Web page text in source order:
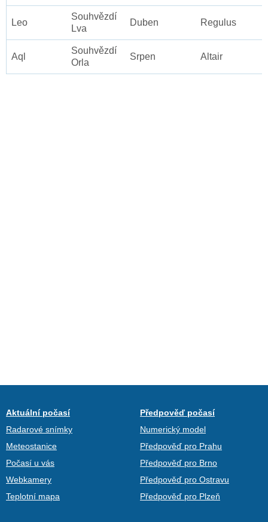
Leo
Souhvězdí
Lva
Duben Regulus
Aql
Souhvězdí
Orla
Srpen Altair
Aktuální počasí
Radarové snímky
Meteostanice
Počasí u vás
Webkamery
Teplotní mapa
Předpověď počasí
Numerický model
Předpověď pro Prahu
Předpověď pro Brno
Předpověď pro Ostravu
Předpověď pro Plzeň